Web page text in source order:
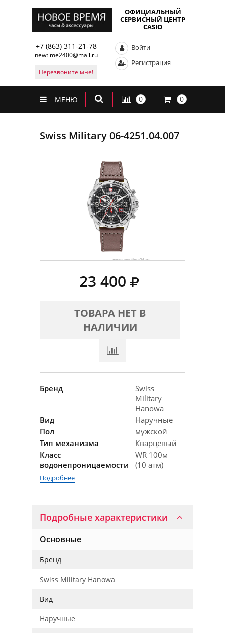
ОФИЦИАЛЬНЫЙ
СЕРВИСНЫЙ ЦЕНТР
CASIO
+7 (863) 311-21-78
newtime2400@mail.ru
Перезвоните мне!
Войти
Регистрация
МЕНЮ 0 0
Swiss Military 06-4251.04.007
23 400
ТОВАРА НЕТ В
НАЛИЧИИ
Бренд
Swiss
Military
Hanowa
Вид
Наручные
Пол
мужской
Тип механизма
Кварцевый
Класс
водонепроницаемости
WR 100м
(10 атм)
Подробнее
Подробные характеристики
Основные
Бренд
Swiss Military Hanowa
Вид
Наручные